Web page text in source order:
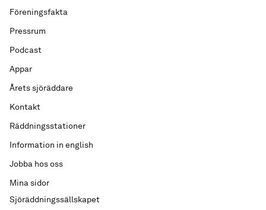
Sjöräddningssällskapet
Föreningsfakta
Pressrum
Podcast
Appar
Årets sjöräddare
Kontakt
Räddningsstationer
Information in english
Jobba hos oss
Mina sidor